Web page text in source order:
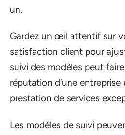
un.
Gardez un œil attentif sur
satisfaction client pour
suivi des modèles peut
réputation d’une entreprise
prestation de services
Les modèles de suivi